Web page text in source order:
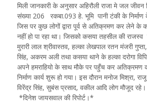
मिली जानकारी के अनुसार अहिरौली राजा मे जल
संख्या 206 रकबा.093 हे. भूमि पानी टंकी के
जिस पर कुछ लोगों द्वारा पूर्व से अतिक्रमण कर लेने के
नहीं हो पा रहा था। जिसको कसया तहसील की राजस्व
मुरारी लाल श्रीवास्तव, हल्का लेखपाल रतन मंजरी
सिंह, अकरम अली तथा कसया थाने के हल्का दरोगा
अपने हमराहियो के साथ मौके पर पहुँच कर अतिक्रमण
निर्माण कार्य शुरू हो गया। इस दौरान मनोज मिश्रा,
विरेंद्र सिंह, सुबंस प्रसाद, वकील आदि लोग मौजूद रहे।
*दिनेश जायसवाल की रिपोर्ट।*